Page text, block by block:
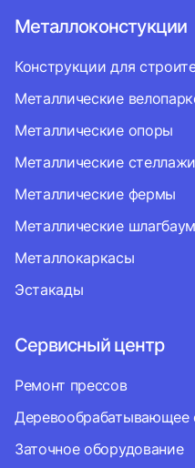
Металлоконстукции
Конструкции для
Металлические
Металлические опоры
Металлические стеллажи
Металлические фермы
Металлические
Металлокаркасы
Эстакады
Сервисный центр
Ремонт прессов
Деревообрабатывающее
Заточное оборудование